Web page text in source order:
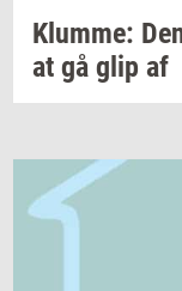
Klum­me:
at gå glip af